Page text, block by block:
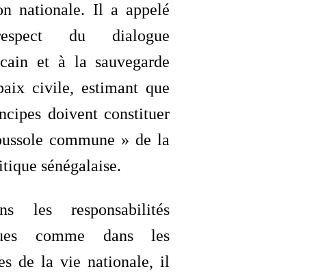
nationale. Il a appelé
du dialogue
et à la sauvegarde
civile, estimant que
doivent constituer
commune » de la
sénégalaise.
les responsabilités
comme dans les
de la vie nationale, il